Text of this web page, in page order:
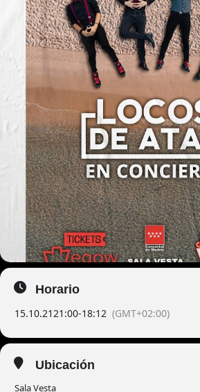
Horario
15.10.2121:00-18:12 (GMT+02:00)
Ubicación
Sala Vesta